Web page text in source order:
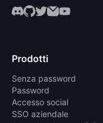
Prodotti
Senza password
Password
Accesso social
SSO aziendale